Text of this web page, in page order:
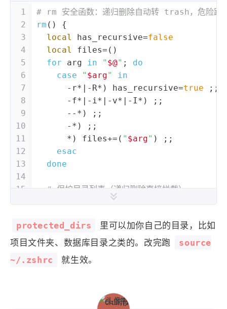
1
2
3
4
5
6
7
8
9
10
11
12
13
14
15
18
19
21
# rm 安全函数：递归删除自动转 trash，危险路
rm () {
local
has_recursive=false
local
files=()
for arg in " $@" ; do
case
" $arg"
in
      -r*|-R*) has_recursive=
true ;;
      -f*|-i*|-v*|-I*) ;;
      --*) ;;
      -*) ;;
      *) files+=(
" $arg" ) ;;
esac
done
# 保护目录列表（递归删除直接拦截）
protected_dirs=(
"$HOME/Documents"
$HOME/Downloads"
$HOME/Movies"
/.ssh"
/.openclaw"
protected_dirs
里可以加你自己的目录，比如
项目文件夹、数据库目录之类的。改完跑
source
~/.zshrc
就生效。